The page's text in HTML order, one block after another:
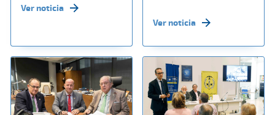
Ver noticia
Ver noticia